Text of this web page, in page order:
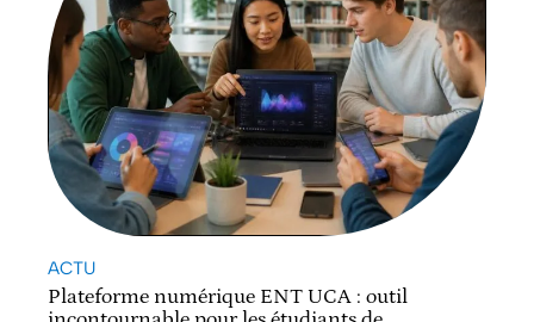
ACTU
Plateforme numérique ENT UCA : outil